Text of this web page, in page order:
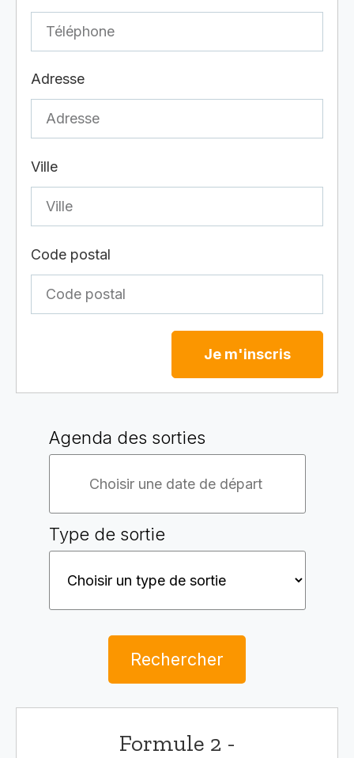
Adresse
Ville
Code postal
Je m'inscris
Agenda des sorties
Type de sortie
Rechercher
Formule 2 -